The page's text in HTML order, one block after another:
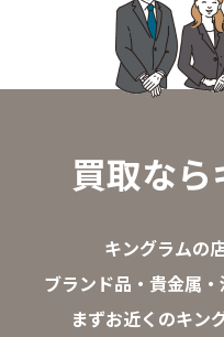
買取なら
キングラムの
ブランド品・貴金属・
まずお近くのキン